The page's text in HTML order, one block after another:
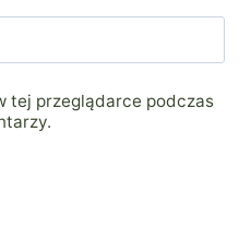
tej przeglądarce podczas